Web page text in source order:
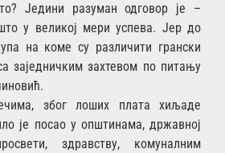
Једини разуман одговор је –
у великој мери успева. Јер до
на коме су различити грански
заједничким захтевом по питању
због лоших плата хиљаде
је посао у општинама, државној
здравству, комуналним